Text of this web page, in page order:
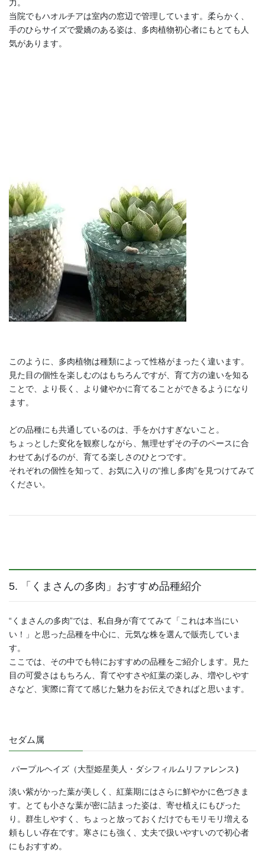
力。
当院でもハオルチアは室内の窓辺で管理しています。柔らかく、
手のひらサイズで愛嬌のある姿は、多肉植物初心者にもとても人
気があります。
このように、多肉植物は種類によって性格がまったく違います。
見た目の個性を楽しむのはもちろんですが、育て方の違いを知る
ことで、より長く、より健やかに育てることができるようになり
ます。
どの品種にも共通しているのは、手をかけすぎないこと。
ちょっとした変化を観察しながら、無理せずその子のペースに合
わせてあげるのが、育てる楽しさのひとつです。
それぞれの個性を知って、お気に入りの“推し多肉”を見つけてみて
ください。
5. 「くまさんの多肉」おすすめ品種紹介
“くまさんの多肉”では、私自身が育ててみて「これは本当にい
い！」と思った品種を中心に、元気な株を選んで販売していま
す。
ここでは、その中でも特におすすめの品種をご紹介します。見た
目の可愛さはもちろん、育てやすさや紅葉の楽しみ、増やしやす
さなど、実際に育てて感じた魅力をお伝えできればと思います。
セダム属
パープルヘイズ（大型姫星美人・ダシフィルムリファレンス ）
淡い紫がかった葉が美しく、紅葉期にはさらに鮮やかに色づきま
す。とても小さな葉が密に詰まった姿は、寄せ植えにもぴった
り。群生しやすく、ちょっと放っておくだけでもモリモリ増える
頼もしい存在です。寒さにも強く、丈夫で扱いやすいので初心者
にもおすすめ。